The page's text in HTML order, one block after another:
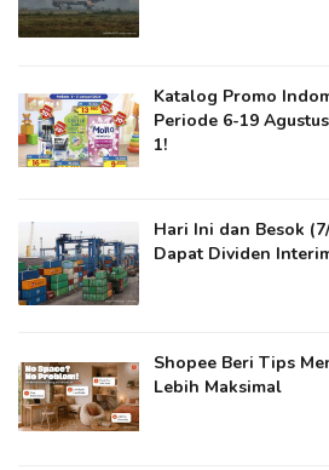
Katalog Promo
Periode 6-19
1!
Hari Ini dan Besok
Dapat Dividen
Shopee Beri Tips
Lebih Maksimal